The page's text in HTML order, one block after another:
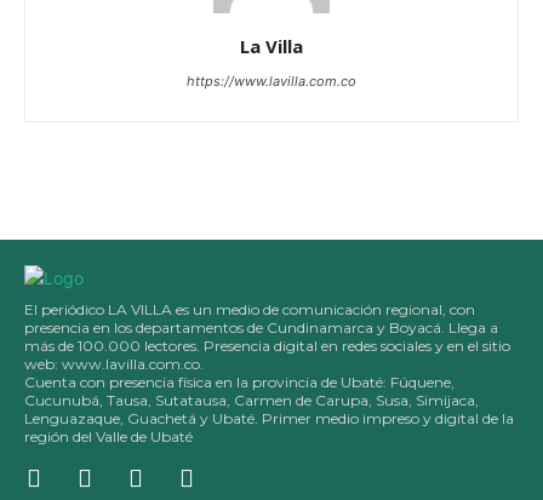
La Villa
https://www.lavilla.com.co
El periódico LA VILLA es un medio de comunicación regional, con
presencia en los departamentos de Cundinamarca y Boyacá. Llega a
más de 100.000 lectores. Presencia digital en redes sociales y en el sitio
web: www.lavilla.com.co.
Cuenta con presencia física en la provincia de Ubaté: Fúquene,
Cucunubá, Tausa, Sutatausa, Carmen de Carupa, Susa, Simijaca,
Lenguazaque, Guachetá y Ubaté. Primer medio impreso y digital de la
región del Valle de Ubaté